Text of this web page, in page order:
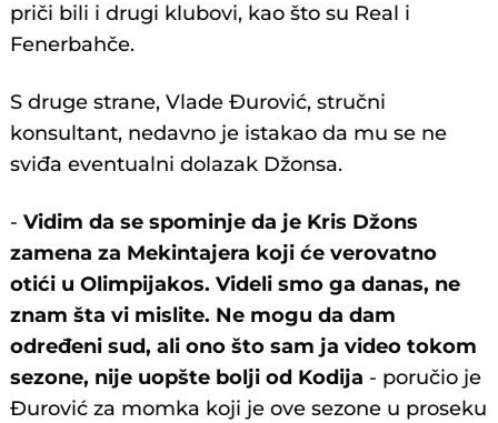
priči bili i drugi klubovi, kao što su Real i
Fenerbahče.
S druge strane, Vlade Đurović, stručni
konsultant, nedavno je istakao da mu se ne
sviđa eventualni dolazak Džonsa.
- Vidim da se spominje da je Kris Džons
zamena za Mekintajera koji će verovatno
otići u Olimpijakos. Videli smo ga danas, ne
znam šta vi mislite. Ne mogu da dam
određeni sud, ali ono što sam ja video tokom
sezone, nije uopšte bolji od Kodija - poručio je
Đurović za momka koji je ove sezone u proseku